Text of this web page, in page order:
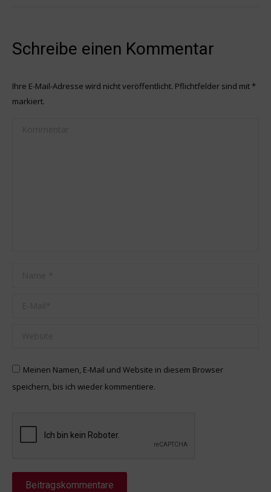
Schreibe einen Kommentar
Ihre E-Mail-Adresse wird nicht veröffentlicht. Pflichtfelder sind mit*
markiert.
Meinen Namen, E-Mail und Website in diesem Browser
speichern, bis ich wieder kommentiere.
Beitragskommentare